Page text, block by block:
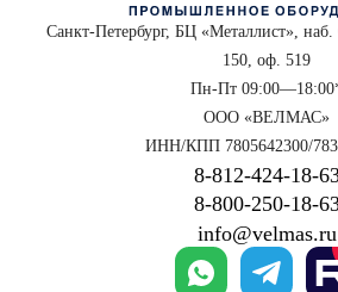
Санкт-Петербург, БЦ «Металлист»,
150, оф. 519
Пн-Пт
ООО «ВЕЛМАС»
ИНН/КПП 7805642300/
info@velmas.ru